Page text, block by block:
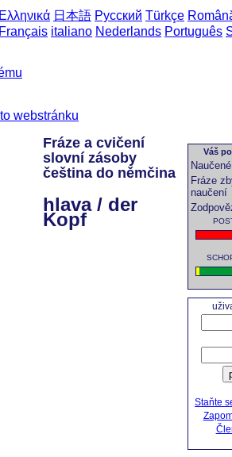
Ελληνικά 日本語 Русский Türkçe
Français italiano Nederlands Português
webstránku
Váš
Fráze
naučení
Staňte
Fráze a cvičení
slovní zásoby
čeština do němčina
hlava / der
Kopf